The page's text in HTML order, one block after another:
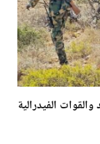
الفيدرالية